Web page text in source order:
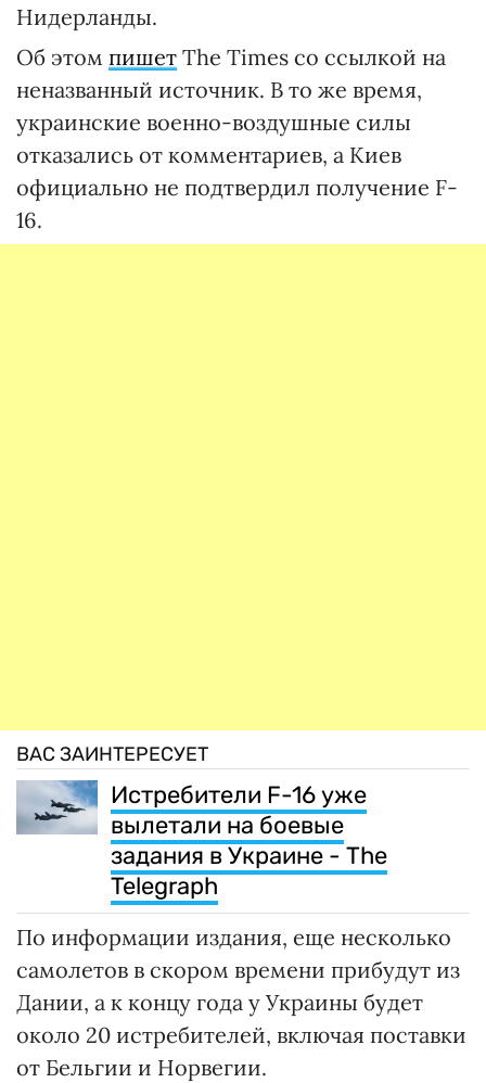
Нидерланды.
Об этом пишет The Times со ссылкой на
неназванный источник. В то же время,
украинские военно-воздушные силы
отказались от комментариев, а Киев
официально не подтвердил получение F-
16.
ВАС ЗАИНТЕРЕСУЕТ
Истребители F-16 уже
вылетали на боевые
задания в Украине - The
Telegraph
По информации издания, еще несколько
самолетов в скором времени прибудут из
Дании, а к концу года у Украины будет
около 20 истребителей, включая поставки
от Бельгии и Норвегии.